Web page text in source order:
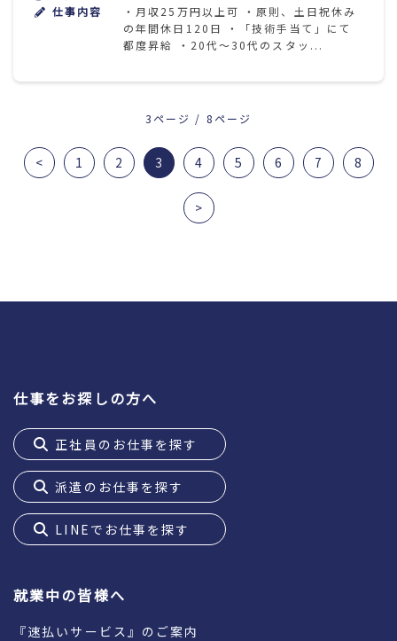
仕事内容
・月収25万円以上可 ・原則、土日祝休み
の年間休日120日 ・「技術手当て」にて
都度昇給 ・20代～30代のスタッ...
3ページ / 8ページ
< 1 2 3 4 5 6 7 8
>
仕事をお探しの方へ
正社員のお仕事を探す
派遣のお仕事を探す
LINEでお仕事を探す
就業中の皆様へ
『速払いサービス』のご案内